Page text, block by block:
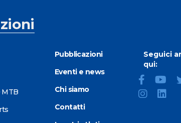
MTB
Pubblicazioni
Eventi e news
Chi siamo
Contatti
Seguici
qui: